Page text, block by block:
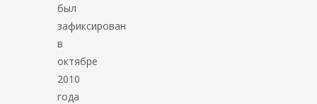
был
зафиксирован
в
октябре
2010
года